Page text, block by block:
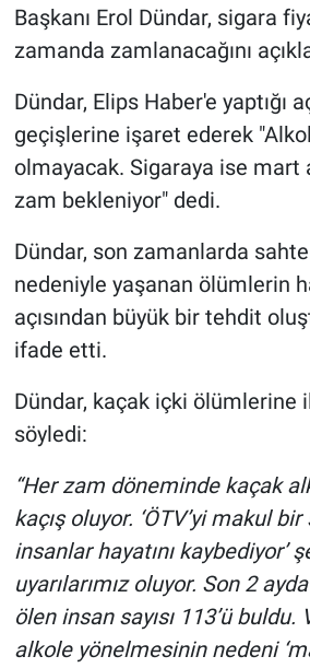
Başkanı Erol Dündar, sigara
zamanda zamlanacağını
Dündar, Elips Haber'e yaptığı
geçişlerine işaret ederek
olmayacak. Sigaraya ise mart
zam bekleniyor" dedi.
Dündar, son zamanlarda
nedeniyle yaşanan ölümlerin
açısından büyük bir tehdit
ifade etti.
Dündar, kaçak içki ölümlerine
söyledi:
“Her zam döneminde kaçak
kaçış oluyor. ‘ÖTV’yi makul
insanlar hayatını kaybediyor’
uyarılarımız oluyor. Son 2
ölen insan sayısı 113’ü buldu.
alkole yönelmesinin nedeni
Gün Ortası
Gündem Özel
Günün görüntüsü
Haber
İlan
Kimdir
Kültür Sanat
Ne demişti
Nedir
Popüler
Programlar